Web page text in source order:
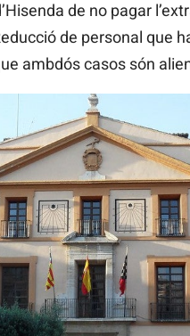
de no pagar
de personal que
ambdós casos són